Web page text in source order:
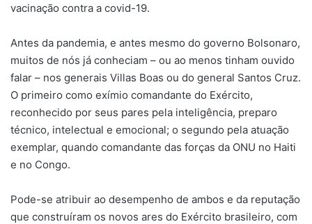
vacinação contra a covid-19.
Antes da pandemia, e antes mesmo do governo Bolsonaro,
muitos de nós já conheciam – ou ao menos tinham ouvido
falar – nos generais Villas Boas ou do general Santos Cruz.
O primeiro como exímio comandante do Exército,
reconhecido por seus pares pela inteligência, preparo
técnico, intelectual e emocional; o segundo pela atuação
exemplar, quando comandante das forças da ONU no Haiti
e no Congo.
Pode-se atribuir ao desempenho de ambos e da reputação
que construíram os novos ares do Exército brasileiro, com